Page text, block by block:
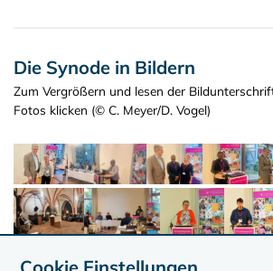
Die Synode in Bildern
Zum Vergrößern und lesen der
Fotos klicken (© C. Meyer/D. Vogel)